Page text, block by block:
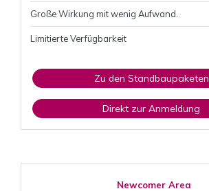
Große Wirkung mit wenig Aufwand.
Limitierte Verfügbarkeit
Zu den Standbaupaketen
Direkt zur Anmeldung
Newcomer Area